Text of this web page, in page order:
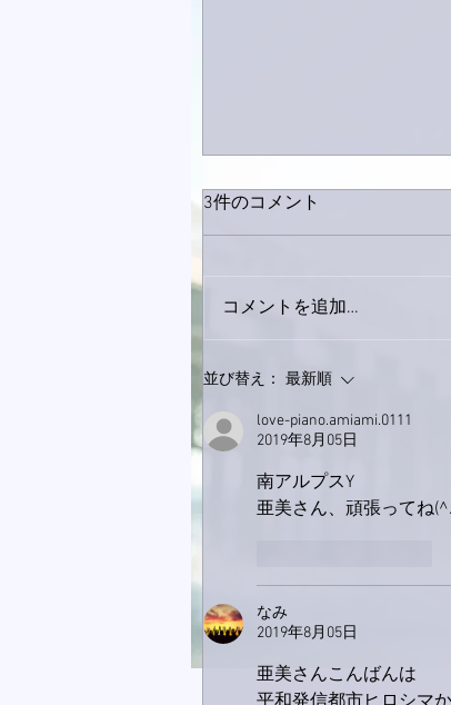
家レコーディング無事終
3件のコメント
コメントを追加…
並び替え： 最新順
love-piano.amiami.0111
2019年8月05日
南アルプスY
亜美さん、頑張ってね
なみ
2019年8月05日
亜美さんこんばんは